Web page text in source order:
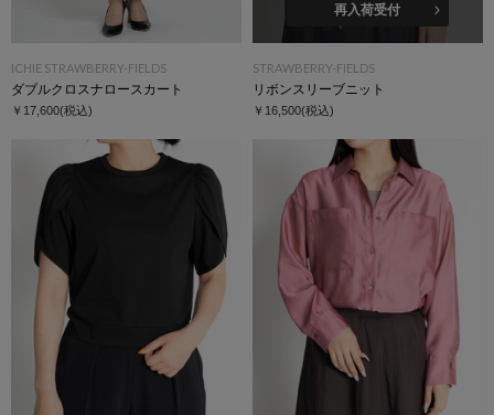
ICHIE STRAWBERRY-FIELDS
ダブルクロスナロースカート
￥17,600(税込)
再入荷受付
STRAWBERRY-FIELDS
リボンスリーブニット
￥16,500(税込)